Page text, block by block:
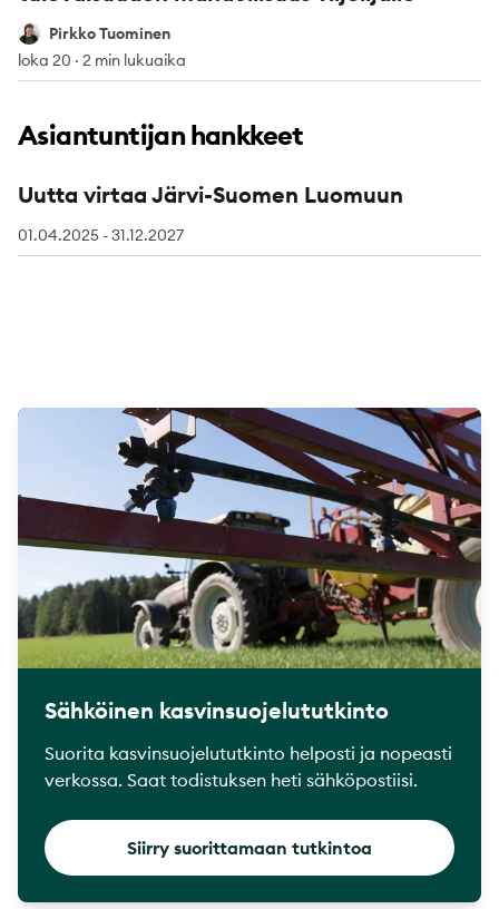
Pirkko Tuominen
Pirkko Tuominen
loka 20 · 2 min lukuaika
Asiantuntijan hankkeet
Uutta virtaa Järvi-Suomen Luomuun
01.04.2025 - 31.12.2027
Sähköinen kasvinsuojelututkinto
Suorita kasvinsuojelututkinto helposti ja nopeasti
verkossa. Saat todistuksen heti sähköpostiisi.
Siirry suorittamaan tutkintoa